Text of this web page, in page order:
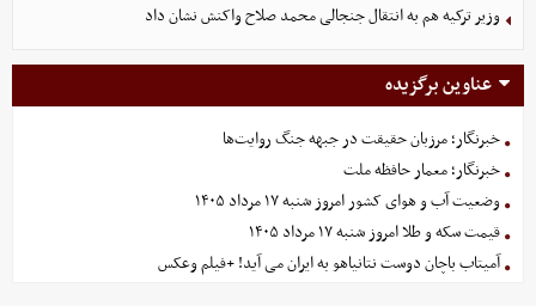
وزیر ترکیه هم به انتقال جنجالی محمد صلاح واکنش نشان داد
عناوین برگزیده
خبرنگار؛ مرزبان حقیقت در جبهه جنگ روایت‌ها
خبرنگار؛ معمار حافظه ملت
وضعیت آب و هوای کشور امروز شنبه ۱۷ مرداد ۱۴۰۵
قیمت سکه و طلا امروز شنبه ۱۷ مرداد ۱۴۰۵
آمیتاب باچان دوست نتانیاهو به ایران می آید! +فیلم وعکس